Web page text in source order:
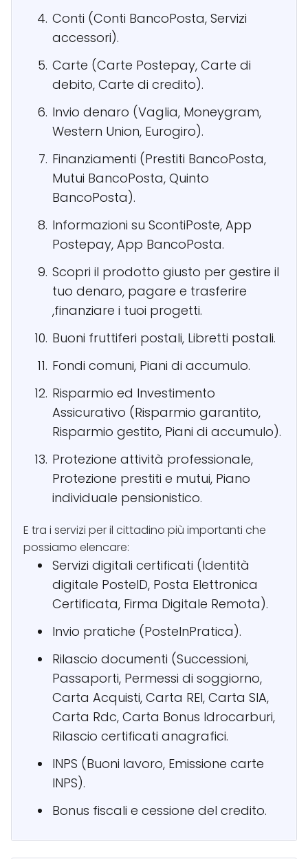
Conti (Conti BancoPosta, Servizi
accessori).
Carte (Carte Postepay, Carte di
debito, Carte di credito).
Invio denaro (Vaglia, Moneygram,
Western Union, Eurogiro).
Finanziamenti (Prestiti BancoPosta,
Mutui BancoPosta, Quinto
BancoPosta).
Informazioni su ScontiPoste, App
Postepay, App BancoPosta.
Scopri il prodotto giusto per gestire il
tuo denaro, pagare e trasferire
,finanziare i tuoi progetti.
Buoni fruttiferi postali, Libretti postali.
Fondi comuni, Piani di accumulo.
Risparmio ed Investimento
Assicurativo (Risparmio garantito,
Risparmio gestito, Piani di accumulo).
Protezione attività professionale,
Protezione prestiti e mutui, Piano
individuale pensionistico.
E tra i servizi per il cittadino più importanti che
possiamo elencare:
Servizi digitali certificati (Identità
digitale PosteID, Posta Elettronica
Certificata, Firma Digitale Remota).
Invio pratiche (PosteInPratica).
Rilascio documenti (Successioni,
Passaporti, Permessi di soggiorno,
Carta Acquisti, Carta REI, Carta SIA,
Carta Rdc, Carta Bonus Idrocarburi,
Rilascio certificati anagrafici.
INPS (Buoni lavoro, Emissione carte
INPS).
Bonus fiscali e cessione del credito.